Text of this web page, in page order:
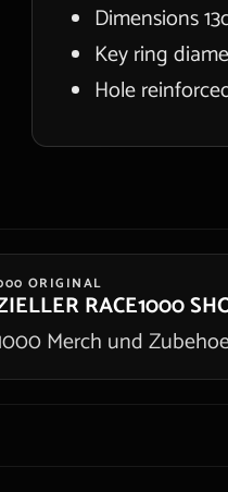
Dimensions
Key ring
Hole
ORIGINAL
RACE1000
Merch und